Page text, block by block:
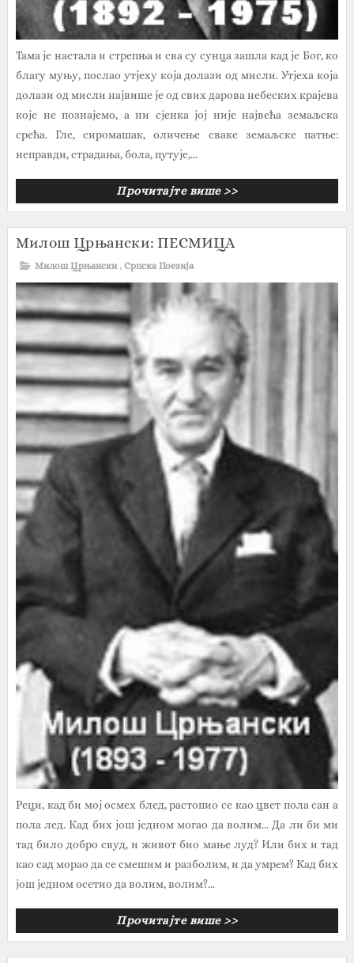
Тама је настала и стрепња и сва су сунца зашла кад је Бог, ко
благу муњу, послао утјеху која долази од мисли. Утјеха која
долази од мисли највише је од свих дарова небеских крајева
које не познајемо, а ни сјенка јој није највећа земаљска
срећа. Гле, сиромашак, оличење сваке земаљске патње:
неправди, страдања, бола, путује,...
Прочитајте више >>
Милош Црњански: ПЕСМИЦА
Милош Црњански , Српска Поезија
Реци, кад би мој осмех блед, растопио се као цвет пола сан а
пола лед. Кад бих још једном могао да волим... Да ли би ми
тад било добро свуд, и живот био мање луд? Или бих и тад
као сад морао да се смешим и разболим, и да умрем? Кад бих
још једном осетио да волим, волим?...
Прочитајте више >>